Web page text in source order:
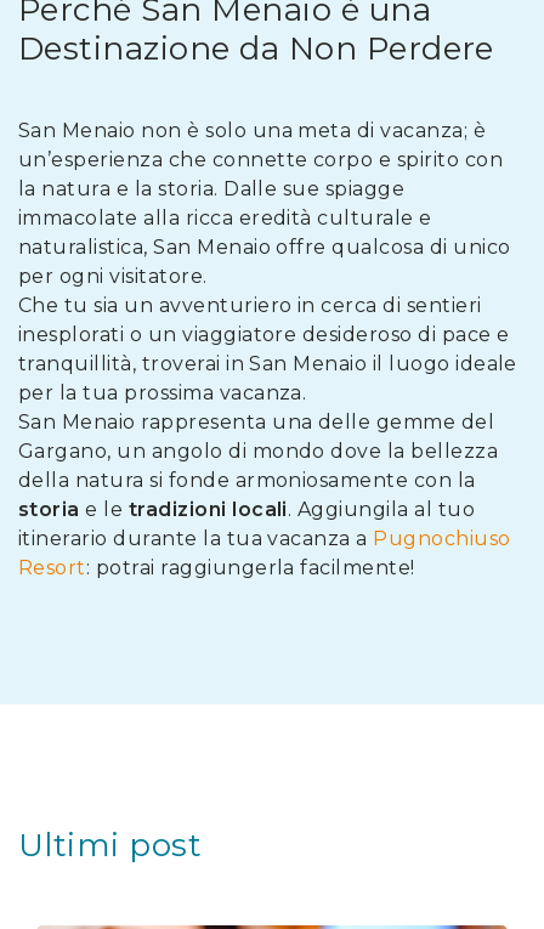
Perché San Menaio è una
Destinazione da Non Perdere
San Menaio non è solo una meta di vacanza; è
un’esperienza che connette corpo e spirito con
la natura e la storia. Dalle sue spiagge
immacolate alla ricca eredità culturale e
naturalistica, San Menaio offre qualcosa di unico
per ogni visitatore.
Che tu sia un avventuriero in cerca di sentieri
inesplorati o un viaggiatore desideroso di pace e
tranquillità, troverai in San Menaio il luogo ideale
per la tua prossima vacanza.
San Menaio rappresenta una delle gemme del
Gargano, un angolo di mondo dove la bellezza
della natura si fonde armoniosamente con la
storia e le tradizioni locali. Aggiungila al tuo
itinerario durante la tua vacanza a Pugnochiuso
Resort: potrai raggiungerla facilmente!
Ultimi post